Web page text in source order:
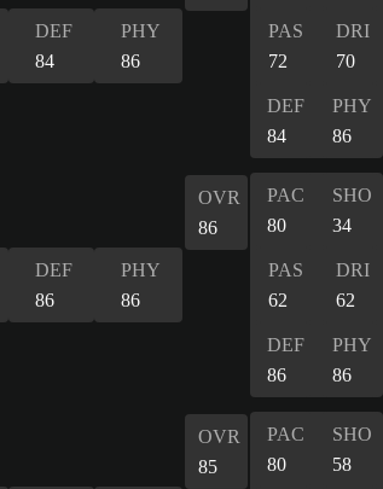
DEF
84
PHY
86
PAS
72
DRI
70
DEF
84
PHY
86
DEF
86
PHY
86
OVR
86
PAC
80
SHO
34
PAS
62
DRI
62
DEF
86
PHY
86
OVR
85
PAC
80
SHO
58